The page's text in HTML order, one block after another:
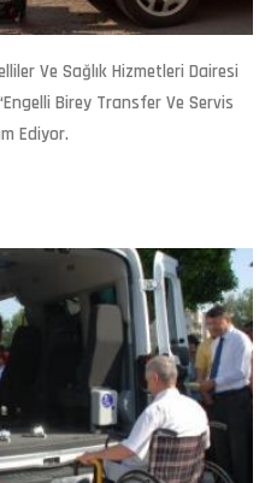
Ve Sağlık Hizmetleri Dairesi
Birey Transfer Ve Servis
Ediyor.